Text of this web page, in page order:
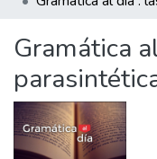
All of Repository
Statistics
Gramática